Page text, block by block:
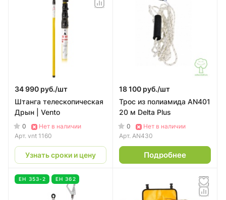
34 990 руб./шт
Штанга телескопическая
Дрын | Vento
0
Нет в наличии
Арт. vnt 1160
Узнать сроки и цену
18 100 руб./шт
Трос из полиамида AN401
20 м Delta Plus
0
Нет в наличии
Арт. AN430
Подробнее
ЕН 353-2 ЕН 362